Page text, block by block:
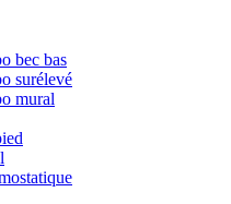
bec bas
surélevé
mural